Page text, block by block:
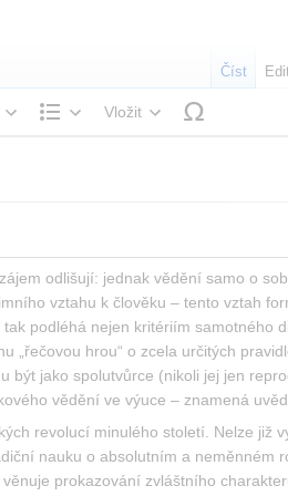
Vložit
odlišují: jednak vědění samo o
vztahu k člověku – tento vztah
podléhá nejen kritériím
„řečovou hrou“ o zcela určitých
jako spolutvůrce (nikoli jej jen
vědění ve výuce – znamená
revolucí minulého století. Nelze
nauku o absolutním a neměnném
prokazování zvláštního
Číst